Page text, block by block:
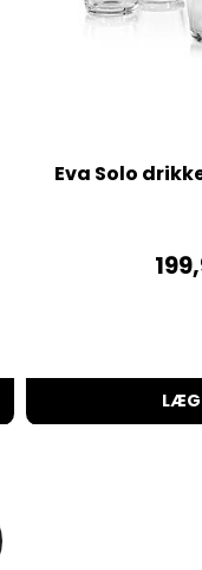
Eva Solo
LÆG